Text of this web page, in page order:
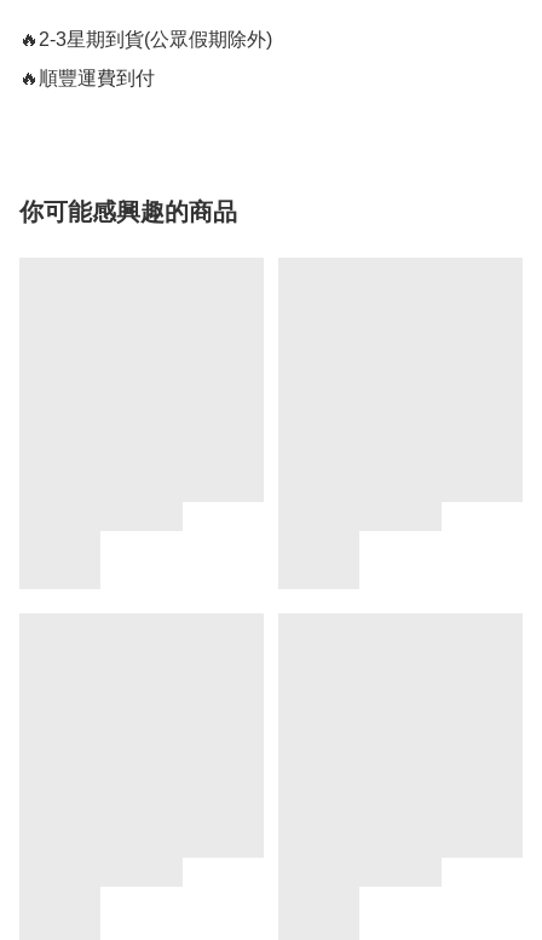
🔥2-3星期到貨(公眾假期除外)
🔥順豐運費到付
你可能感興趣的商品